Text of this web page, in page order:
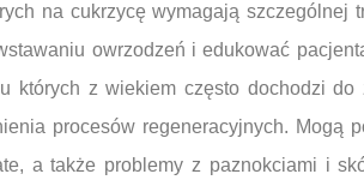
na cukrzycę wymagają szczególnej
owrzodzeń i edukować
których z wiekiem często dochodzi
procesów regeneracyjnych. Mogą
a także problemy z paznokciami i